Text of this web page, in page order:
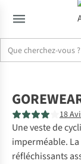
18
Une veste de
imperméable.
réfléchissants